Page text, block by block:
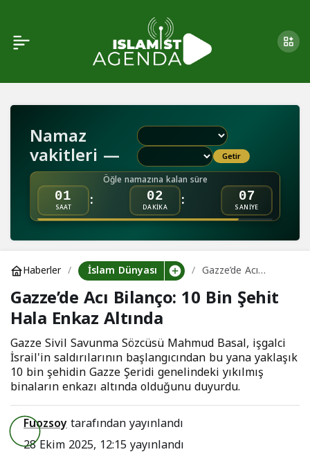
Namaz
vakitleri — Getir
Öğle namazına kalan süre
01
SAAT : 02
DAKİKA : 06
SANİYE
Haberler İslam Dünyası
Gazze’de Acı
Bilanço: 10 Bin
Şehit Hala Enkaz
Gazze’de Acı Bilanço: 10 Bin Şehit
Hala Enkaz Altında
Gazze Sivil Savunma Sözcüsü Mahmud Basal, işgalci
İsrail'in saldırılarının başlangıcından bu yana yaklaşık
10 bin şehidin Gazze Şeridi genelindeki yıkılmış
binaların enkazı altında olduğunu duyurdu.
Fuozsoytarafından yayınlandı
28 Ekim 2025, 12:15yayınlandı
Cenazelerini Teslim